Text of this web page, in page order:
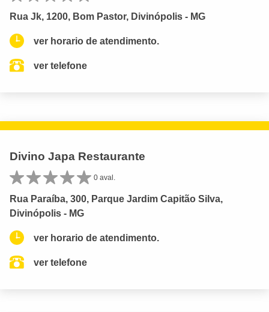
Rua Jk, 1200, Bom Pastor, Divinópolis - MG
ver horario de atendimento.
ver telefone
Divino Japa Restaurante
0 aval.
Rua Paraíba, 300, Parque Jardim Capitão Silva,
Divinópolis - MG
ver horario de atendimento.
ver telefone